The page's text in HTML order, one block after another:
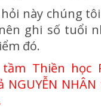
này chúng
ghi số tuổi
đó.
Thiền học
NGUYỄN